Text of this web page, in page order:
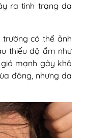
ra tình trạng da
trường có thể ảnh
thiếu độ ẩm như
mạnh gây khô
đông, nhưng da